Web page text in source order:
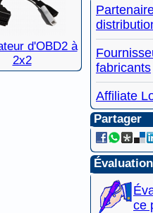
d'OBD2 à
2x2
fabricants
Affiliate
Partager
ce